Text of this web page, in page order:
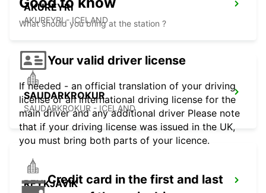
AKUREYRI
AKUREYRI - ICELAND
SAUDARKROKUR
SAUDARKROKUR - ICELAND
REYKJAVIK
What should you bring at the station ?
Your valid driver license
If needed - an official translation of your driving
license or an international driving license for the
main driver and any additional driver Please note
that if your driving license was issued in the UK,
you must bring both parts of your licence.
Credit card in the first and last